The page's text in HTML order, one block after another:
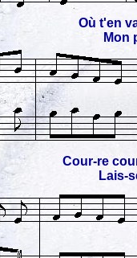
Où t'en
Mon
Cour-re
Lais-